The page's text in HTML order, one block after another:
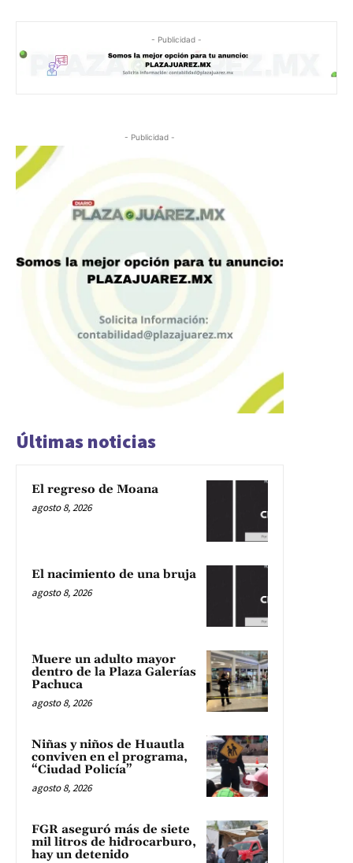
- Publicidad -
- Publicidad -
Últimas noticias
El regreso de Moana
agosto 8, 2026
El nacimiento de una bruja
agosto 8, 2026
Muere un adulto mayor
dentro de la Plaza Galerías
Pachuca
agosto 8, 2026
Niñas y niños de Huautla
conviven en el programa,
“Ciudad Policía”
agosto 8, 2026
FGR aseguró más de siete
mil litros de hidrocarburo,
hay un detenido